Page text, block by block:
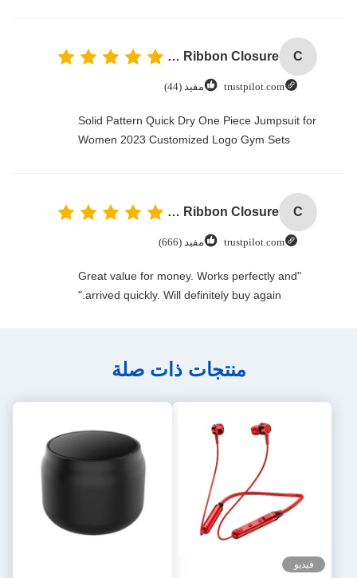
C
Custom Logo Paper Cardboard Packing Folding White / Black / Rose Gold Luxury Magnetic Gift Box with Ribbon Closure
trustpilot.com مفيد (44)
Solid Pattern Quick Dry One Piece Jumpsuit for
Women 2023 Customized Logo Gym Sets
C
Custom Logo Paper Cardboard Packing Folding White / Black / Rose Gold Luxury Magnetic Gift Box with Ribbon Closure
trustpilot.com مفيد (666)
"Great value for money. Works perfectly and
arrived quickly. Will definitely buy again."
منتجات ذات صلة
فيديو